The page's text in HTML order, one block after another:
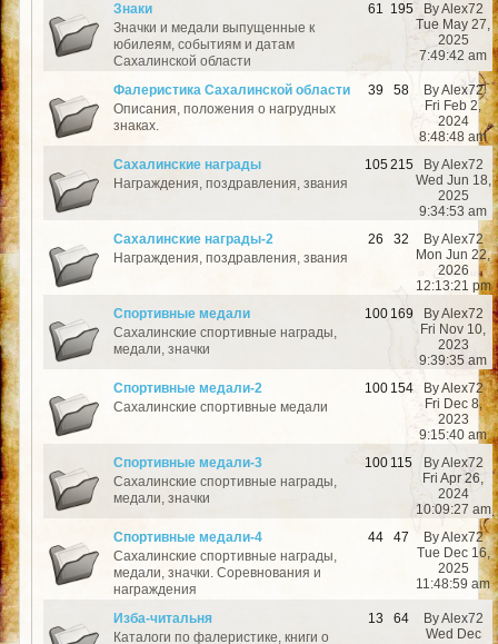
Знаки
Значки и медали выпущенные к
юбилеям, событиям и датам
Сахалинской области
61 195
By Alex72
Tue May 27,
2025
7:49:42 am
Фалеристика Сахалинской области
Описания, положения о нагрудных
знаках.
39 58
By Alex72
Fri Feb 2,
2024
8:48:48 am
Сахалинские награды
Награждения, поздравления, звания
105215
By Alex72
Wed Jun 18,
2025
9:34:53 am
Сахалинские награды-2
Награждения, поздравления, звания
26 32
By Alex72
Mon Jun 22,
2026
12:13:21 pm
Спортивные медали
Сахалинские спортивные награды,
медали, значки
100169
By Alex72
Fri Nov 10,
2023
9:39:35 am
Cпортивные медали-2
Сахалинские спортивные медали
100 154
By Alex72
Fri Dec 8,
2023
9:15:40 am
Спортивные медали-3
Сахалинские спортивные награды,
медали, значки
100 115
By Alex72
Fri Apr 26,
2024
10:09:27 am
Спортивные медали-4
Сахалинские спортивные награды,
медали, значки. Соревнования и
награждения
44 47
By Alex72
Tue Dec 16,
2025
11:48:59 am
Изба-читальня
Каталоги по фалеристике, книги о
13 64
By Alex72
Wed Dec